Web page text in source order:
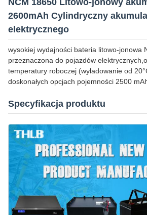
NCM 18650 Litowo-jonowy
2600mAh Cylindryczny
elektrycznego
wysokiej wydajności bateria litowo-jonowa
przeznaczona do pojazdów
temperatury roboczej (wyładowanie od
doskonałych opcjach pojemności 2500
Specyfikacja produktu